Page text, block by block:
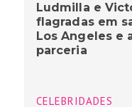
Ludmilla e
flagradas em
Los Angeles e
parceria
CELEBRIDADES